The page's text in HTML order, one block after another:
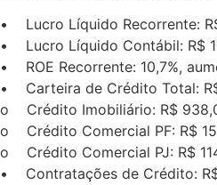
• Lucro Líquido Recorrente:
• Lucro Líquido Contábil: R$
• ROE Recorrente: 10,7%,
• Carteira de Crédito Total: R$
o Crédito Imobiliário: R$
o Crédito Comercial PF: R$
o Crédito Comercial PJ: R$
• Contratações de Crédito: